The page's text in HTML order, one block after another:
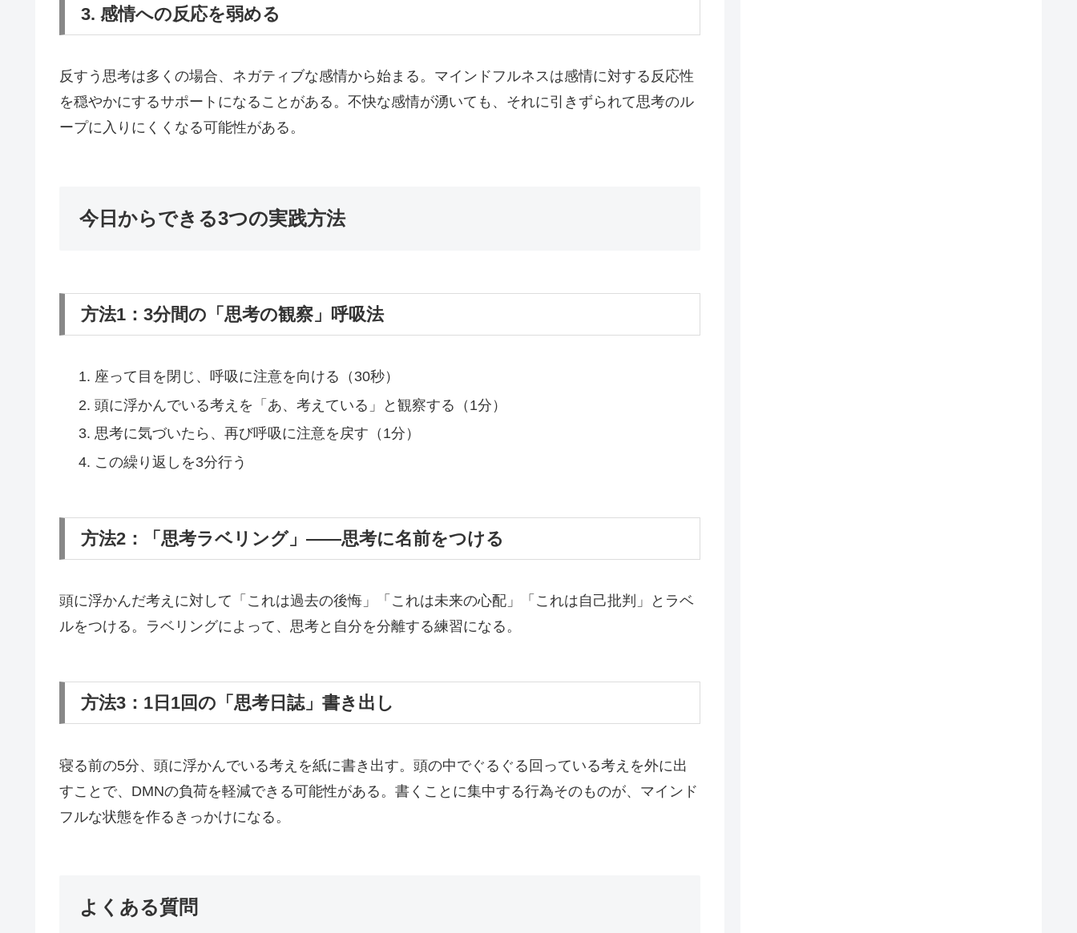
3. 感情への反応を弱める
反すう思考は多くの場合、ネガティブな感情から始まる。マインドフルネスは感情に対する反応性
を穏やかにするサポートになることがある。不快な感情が湧いても、それに引きずられて思考のル
ープに入りにくくなる可能性がある。
今日からできる3つの実践方法
方法1：3分間の「思考の観察」呼吸法
座って目を閉じ、呼吸に注意を向ける（30秒）
頭に浮かんでいる考えを「あ、考えている」と観察する（1分）
思考に気づいたら、再び呼吸に注意を戻す（1分）
この繰り返しを3分行う
方法2：「思考ラベリング」——思考に名前をつける
頭に浮かんだ考えに対して「これは過去の後悔」「これは未来の心配」「これは自己批判」とラベ
ルをつける。ラベリングによって、思考と自分を分離する練習になる。
方法3：1日1回の「思考日誌」書き出し
寝る前の5分、頭に浮かんでいる考えを紙に書き出す。頭の中でぐるぐる回っている考えを外に出
すことで、DMNの負荷を軽減できる可能性がある。書くことに集中する行為そのものが、マインド
フルな状態を作るきっかけになる。
よくある質問